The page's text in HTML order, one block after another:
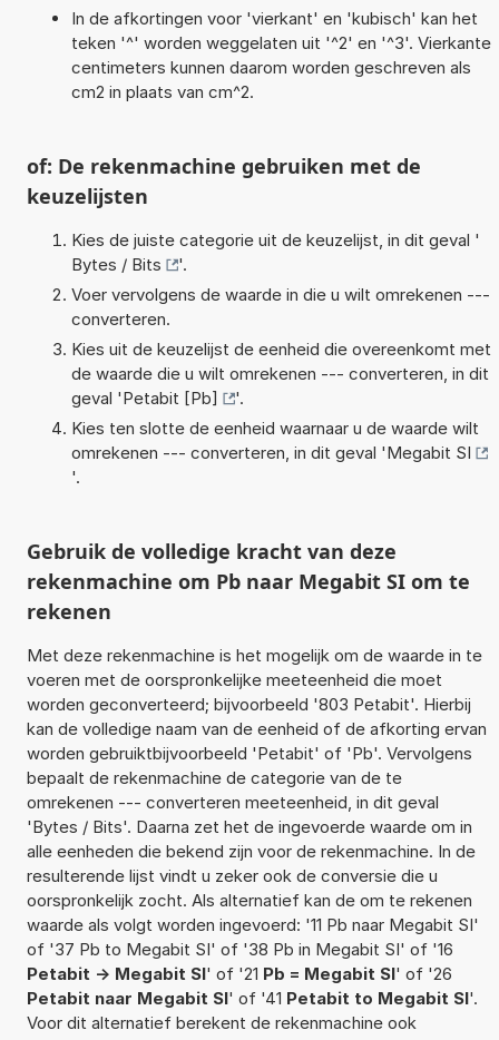
In de afkortingen voor 'vierkant' en 'kubisch' kan het
teken '^' worden weggelaten uit '^2' en '^3'. Vierkante
centimeters kunnen daarom worden geschreven als
cm2 in plaats van cm^2.
of: De rekenmachine gebruiken met de
keuzelijsten
Kies de juiste categorie uit de keuzelijst, in dit geval '
Bytes / Bits
'.
Voer vervolgens de waarde in die u wilt omrekenen ---
converteren.
Kies uit de keuzelijst de eenheid die overeenkomt met
de waarde die u wilt omrekenen --- converteren, in dit
geval 'Petabit [Pb]
'.
Kies ten slotte de eenheid waarnaar u de waarde wilt
omrekenen --- converteren, in dit geval 'Megabit SI
'.
Gebruik de volledige kracht van deze
rekenmachine om Pb naar Megabit SI om te
rekenen
Met deze rekenmachine is het mogelijk om de waarde in te
voeren met de oorspronkelijke meeteenheid die moet
worden geconverteerd; bijvoorbeeld '803 Petabit'. Hierbij
kan de volledige naam van de eenheid of de afkorting ervan
worden gebruiktbijvoorbeeld 'Petabit' of 'Pb'. Vervolgens
bepaalt de rekenmachine de categorie van de te
omrekenen --- converteren meeteenheid, in dit geval
'Bytes / Bits'. Daarna zet het de ingevoerde waarde om in
alle eenheden die bekend zijn voor de rekenmachine. In de
resulterende lijst vindt u zeker ook de conversie die u
oorspronkelijk zocht. Als alternatief kan de om te rekenen
waarde als volgt worden ingevoerd: '11 Pb naar Megabit SI'
of '37 Pb to Megabit SI' of '38 Pb in Megabit SI' of '16
Petabit -> Megabit SI' of '21 Pb = Megabit SI' of '26
Petabit naar Megabit SI' of '41 Petabit to Megabit SI'.
Voor dit alternatief berekent de rekenmachine ook